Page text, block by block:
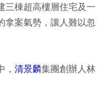
三棟超高樓層住宅及一
拿案氣勢，讓人難以忽
清景麟集團創辦人林